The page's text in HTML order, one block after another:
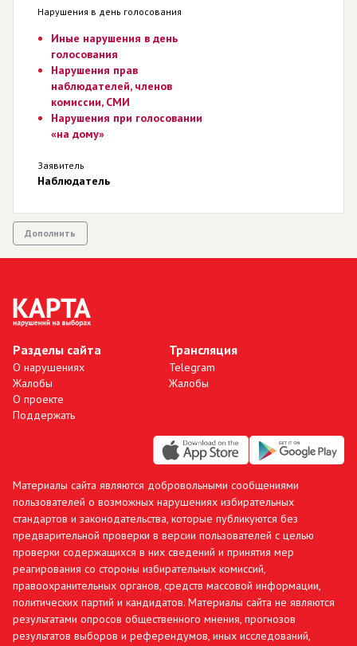
Нарушения в день голосования
Иные нарушения в день
голосования
Нарушения прав
наблюдателей, членов
комиссии, СМИ
Нарушения при голосовании
«на дому»
Заявитель
Наблюдатель
Дополнить
Разделы сайта
О нарушениях
Жалобы
О проекте
Поддержать
Трансляция
Telegram
Жалобы
Материалы сайта являются добровольными сообщениями
пользователей о возможных нарушениях избирательных
стандартов и законодательства, которые публикуются без
предварительной проверки в версии пользователей с целью
проверки содержащихся в них сведений и принятия мер
реагирования со стороны избирательных комиссий,
правоохранительных органов, средств массовой информации,
политических партий и кандидатов. Материалы сайта не являются
результатами опросов общественного мнения, прогнозов
результатов выборов и референдумов, иных исследований,